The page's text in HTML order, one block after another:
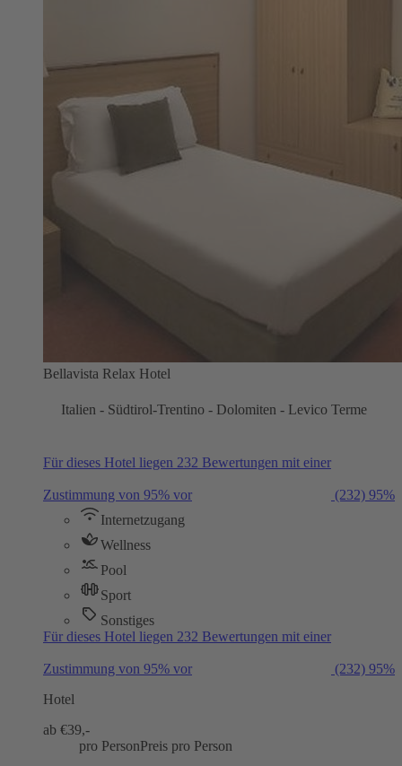
Bellavista Relax Hotel
Italien - Südtirol-Trentino - Dolomiten - Levico Terme
Für dieses Hotel liegen 232 Bewertungen mit einer
Zustimmung von 95% vor (232) 95%
Internetzugang
Wellness
Pool
Sport
Sonstiges
Für dieses Hotel liegen 232 Bewertungen mit einer
Zustimmung von 95% vor (232) 95%
Hotel
ab €39,-
pro PersonPreis pro Person